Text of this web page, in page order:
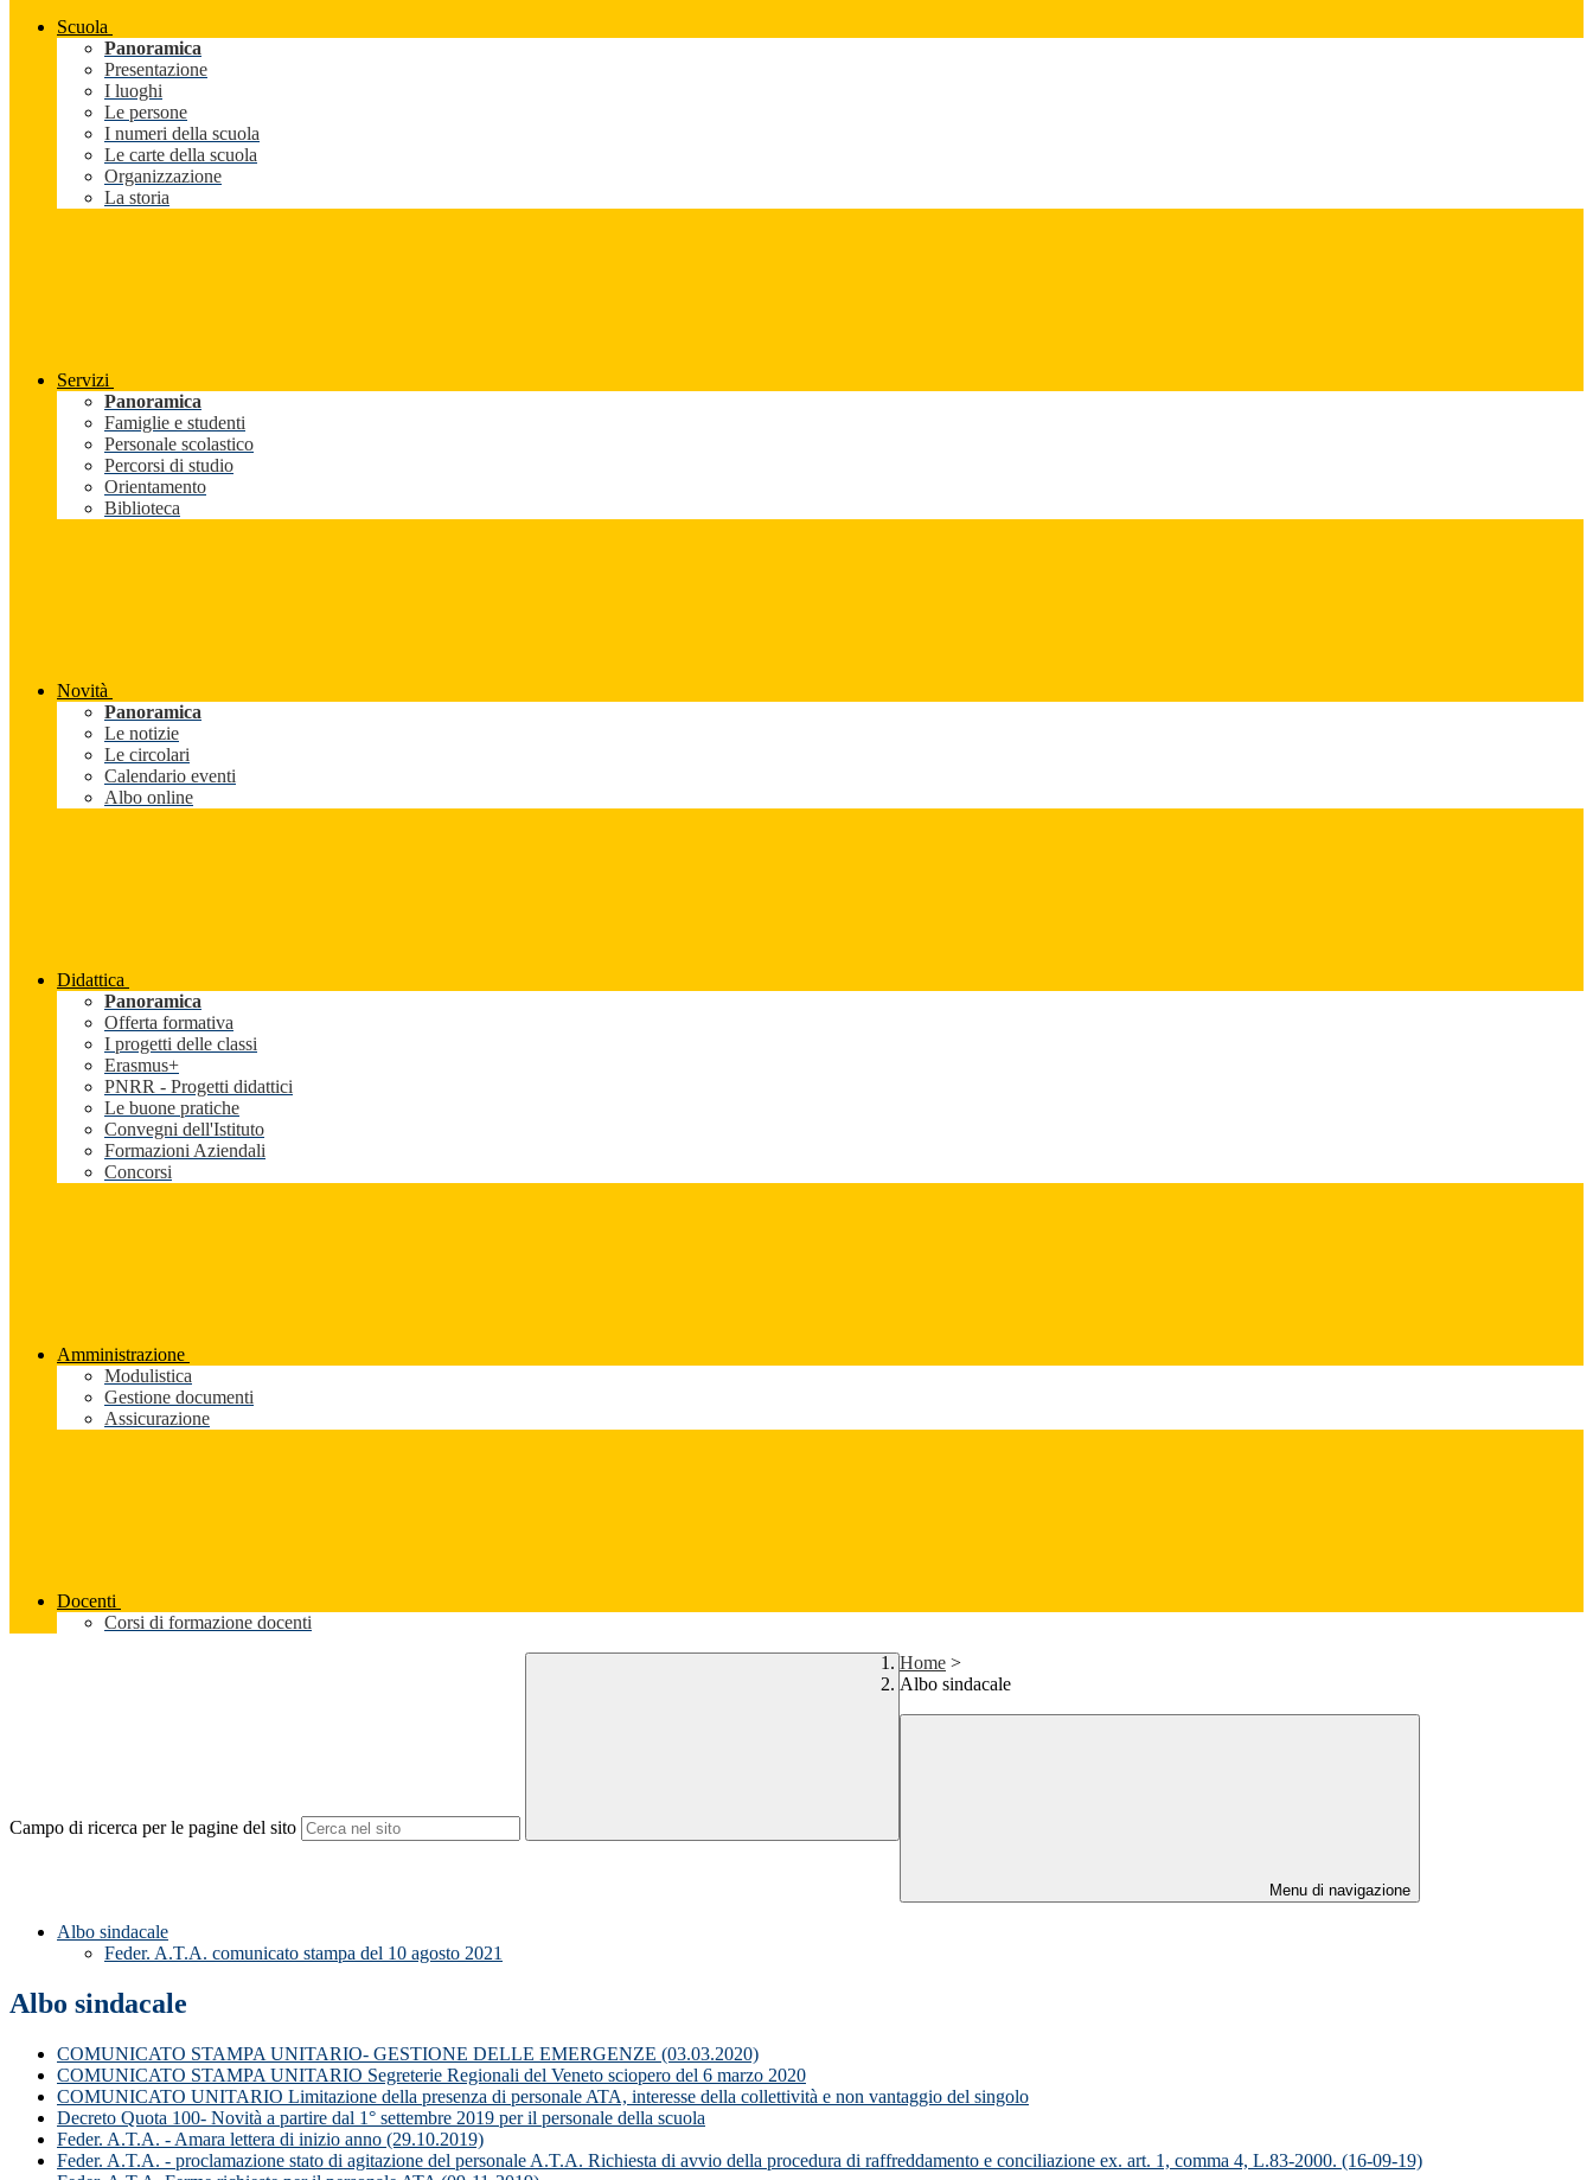
Scuola
Panoramica
Presentazione
I luoghi
Le persone
I numeri della scuola
Le carte della scuola
Organizzazione
La storia
Servizi
Panoramica
Famiglie e studenti
Personale scolastico
Percorsi di studio
Orientamento
Biblioteca
Novità
Panoramica
Le notizie
Le circolari
Calendario eventi
Albo online
Didattica
Panoramica
Offerta formativa
I progetti delle classi
Erasmus+
PNRR - Progetti didattici
Le buone pratiche
Convegni dell'Istituto
Formazioni Aziendali
Concorsi
Amministrazione
Modulistica
Gestione documenti
Assicurazione
Docenti
Corsi di formazione docenti
Campo di ricerca per le pagine del sito
Home >
Albo sindacale
Menu di navigazione
Albo sindacale
Feder. A.T.A. comunicato stampa del 10 agosto 2021
Albo sindacale
COMUNICATO STAMPA UNITARIO- GESTIONE DELLE EMERGENZE (03.03.2020)
COMUNICATO STAMPA UNITARIO Segreterie Regionali del Veneto sciopero del 6 marzo 2020
COMUNICATO UNITARIO Limitazione della presenza di personale ATA, interesse della collettività e non vantaggio del singolo
Decreto Quota 100- Novità a partire dal 1° settembre 2019 per il personale della scuola
Feder. A.T.A. - Amara lettera di inizio anno (29.10.2019)
Feder. A.T.A. - proclamazione stato di agitazione del personale A.T.A. Richiesta di avvio della procedura di raffreddamento e conciliazione ex. art. 1, comma 4, L.83-2000. (16-09-19)